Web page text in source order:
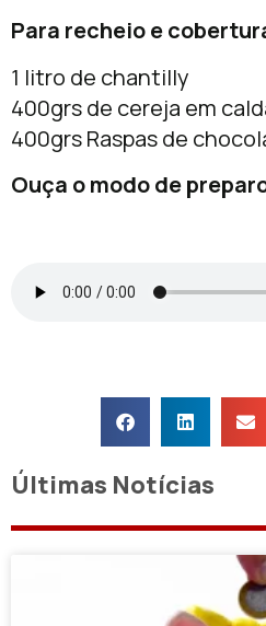
Para recheio e
1 litro de chantilly
400grs de cereja em
400grs Raspas de
Ouça o modo de
Últimas Notícias